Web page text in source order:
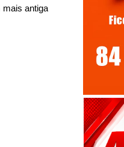
mais antiga